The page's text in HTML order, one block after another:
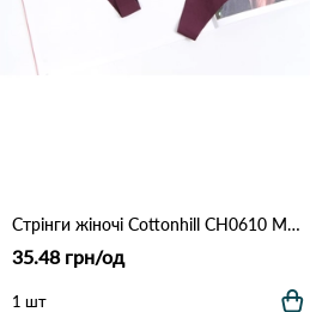
Стрінги жіночі Cottonhill CH0610 Марсала
35.48 грн/од
1 шт